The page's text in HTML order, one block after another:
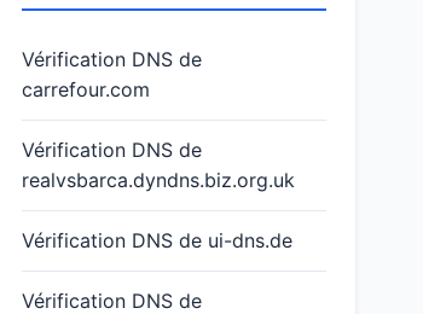
Vérification DNS de
carrefour.com
Vérification DNS de
realvsbarca.dyndns.biz.org.uk
Vérification DNS de ui-dns.de
Vérification DNS de